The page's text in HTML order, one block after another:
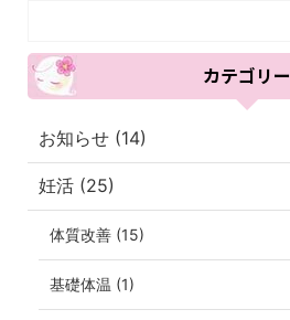
カテゴリー
お知らせ (14)
妊活 (25)
体質改善 (15)
基礎体温 (1)